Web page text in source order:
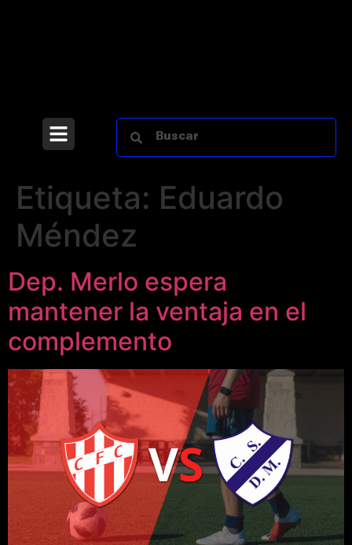
Etiqueta: Eduardo
Méndez
Dep. Merlo espera
mantener la ventaja en el
complemento